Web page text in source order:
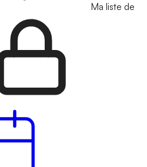
Ma liste de